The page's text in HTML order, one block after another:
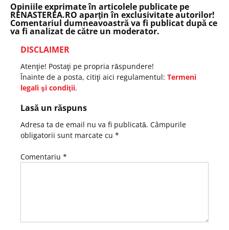
Opiniile exprimate în articolele publicate pe
RENASTEREA.RO aparţin în exclusivitate autorilor!
Comentariul dumneavoastră va fi publicat după ce
va fi analizat de către un moderator.
DISCLAIMER
Atenţie! Postaţi pe propria răspundere!
Înainte de a posta, citiţi aici regulamentul: Termeni
legali şi condiţii.
Lasă un răspuns
Adresa ta de email nu va fi publicată. Câmpurile
obligatorii sunt marcate cu *
Comentariu *